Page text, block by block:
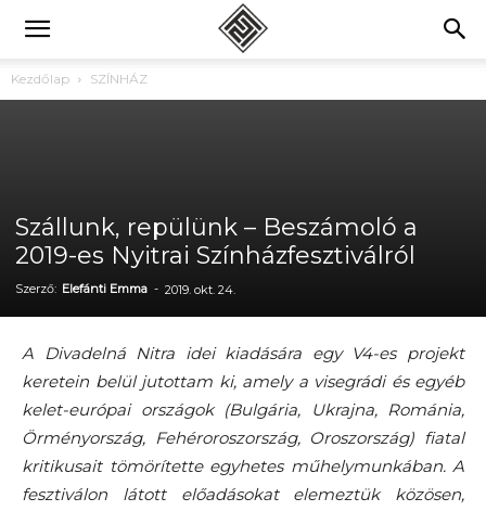
Kezdőlap SZÍNHÁZ
Szállunk, repülünk – Beszámoló a
2019-es Nyitrai Színházfesztiválról
Szerző: Elefánti Emma - 2019. okt. 24.
A Divadelná Nitra idei kiadására egy V4-es projekt
keretein belül jutottam ki, amely a visegrádi és egyéb
kelet-európai országok (Bulgária, Ukrajna, Románia,
Örményország, Fehéroroszország, Oroszország) fiatal
kritikusait tömörítette egyhetes műhelymunkában. A
fesztiválon látott előadásokat elemeztük közösen,